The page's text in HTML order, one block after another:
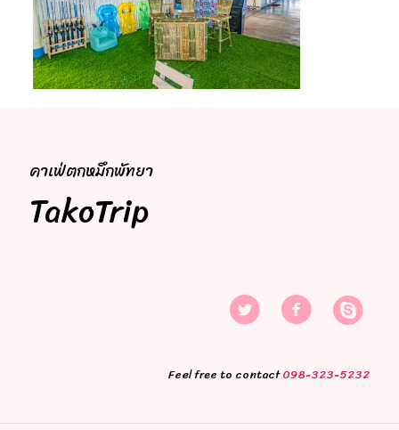
คาเฟ่ตกหมึกพัทยา
TakoTrip
Feel free to contact098-323-5232